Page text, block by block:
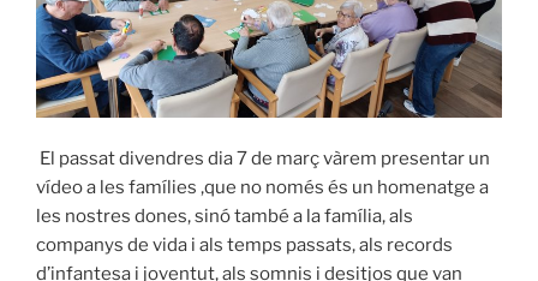
El passat divendres dia 7 de març vàrem presentar un
vídeo a les famílies ,que no només és un homenatge a
les nostres dones, sinó també a la família, als
companys de vida i als temps passats, als records
d’infantesa i joventut, als somnis i desitjos que van